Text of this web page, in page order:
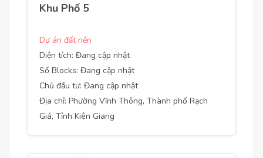
Khu Phố 5
Dự án đất nền
Diện tích: Đang cập nhật
Số Blocks: Đang cập nhật
Chủ đầu tư: Đang cập nhật
Địa chỉ: Phường Vĩnh Thông, Thành phố Rạch
Giá, Tỉnh Kiên Giang